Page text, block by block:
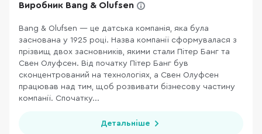
Виробник Bang & Olufsen
Bang & Olufsen — це датська компанія, яка була
заснована у 1925 році. Назва компанії сформувалася з
прізвищ двох засновників, якими стали Пітер Банг та
Свен Олуфсен. Від початку Пітер Банг був
сконцентрований на технологіях, а Свен Олуфсен
працював над тим, щоб розвивати бізнесову частину
компанії. Спочатку...
Детальніше